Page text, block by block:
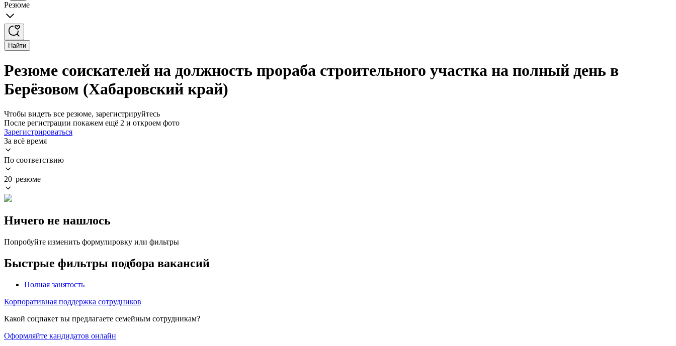
Резюме
Найти
Резюме соискателей на должность прораба строительного участка на полный день в
Берёзовом (Хабаровский край)
Чтобы видеть все резюме, зарегистрируйтесь
После регистрации покажем ещё 2 и откроем фото
Зарегистрироваться
За всё время
По соответствию
20 резюме
Ничего не нашлось
Попробуйте изменить формулировку или фильтры
Быстрые фильтры подбора вакансий
Полная занятость
Корпоративная поддержка сотрудников
Какой соцпакет вы предлагаете семейным сотрудникам?
Оформляйте кандидатов онлайн